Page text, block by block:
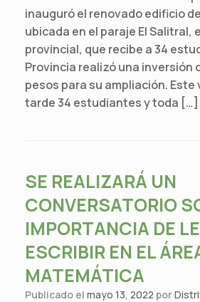
inauguró el renovado edificio
ubicada en el paraje El Salitral,
provincial, que recibe a 34
Provincia realizó una inversión
pesos para su ampliación. Este
tarde 34 estudiantes y toda […]
SE REALIZARÁ UN
CONVERSATORIO
IMPORTANCIA DE
ESCRIBIR EN EL
MATEMÁTICA
Publicado el mayo 13, 2022 por